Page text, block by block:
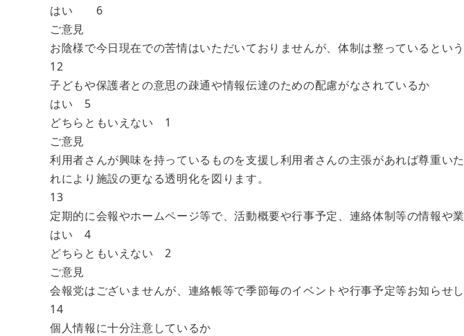
はい 6
ご意見
お陰様で今日現在での苦情はいただいておりませんが、体制は整っているとい
12
子どもや保護者との意思の疎通や情報伝達のための配慮がなされているか
はい 5
どちらともいえない 1
ご意見
利用者さんが興味を持っているものを支援し利用者さんの主張があれば尊重
れにより施設の更なる透明化を図ります。
13
定期的に会報やホームページ等で、活動概要や行事予定、連絡体制等の情報
はい 4
どちらともいえない 2
ご意見
会報党はございませんが、連絡帳等で季節毎のイベントや行事予定等お知らせ
14
個人情報に十分注意しているか